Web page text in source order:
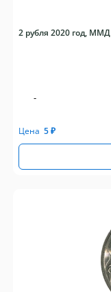
2 рубля 2020 год, ММД
-
Цена 5₽